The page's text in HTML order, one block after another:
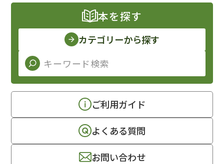
本を探す
カテゴリーから探す
ご利用ガイド
よくある質問
お問い合わせ